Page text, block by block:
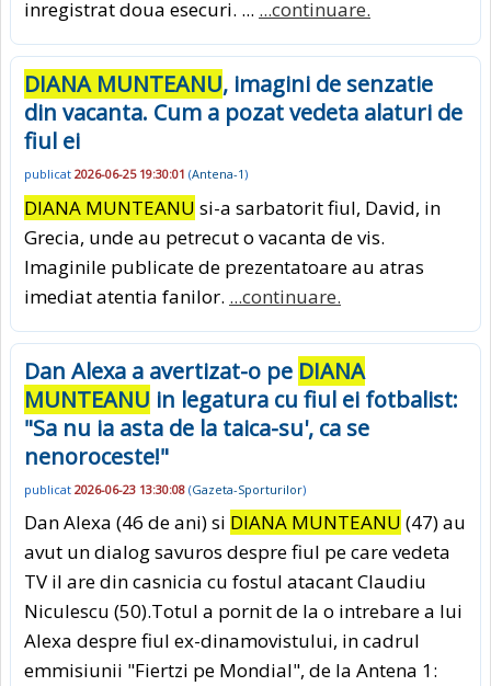
inregistrat doua esecuri. ... ...continuare.
DIANA MUNTEANU, imagini de senzatie
din vacanta. Cum a pozat vedeta alaturi de
fiul ei
publicat 2026-06-25 19:30:01 (Antena-1)
DIANA MUNTEANU si-a sarbatorit fiul, David, in
Grecia, unde au petrecut o vacanta de vis.
Imaginile publicate de prezentatoare au atras
imediat atentia fanilor. ...continuare.
Dan Alexa a avertizat-o pe DIANA
MUNTEANU in legatura cu fiul ei fotbalist:
"Sa nu ia asta de la taica-su', ca se
nenoroceste!"
publicat 2026-06-23 13:30:08 (Gazeta-Sporturilor)
Dan Alexa (46 de ani) si DIANA MUNTEANU (47) au
avut un dialog savuros despre fiul pe care vedeta
TV il are din casnicia cu fostul atacant Claudiu
Niculescu (50).Totul a pornit de la o intrebare a lui
Alexa despre fiul ex-dinamovistului, in cadrul
emmisiunii "Fiertzi pe Mondial", de la Antena 1: